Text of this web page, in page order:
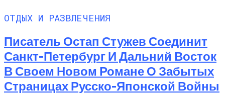
ОТДЫХ И РАЗВЛЕЧЕНИЯ
Писатель Остап Стужев Соединит
Санкт-Петербург И Дальний Восток
В Своем Новом Романе О Забытых
Страницах Русско-Японской Войны